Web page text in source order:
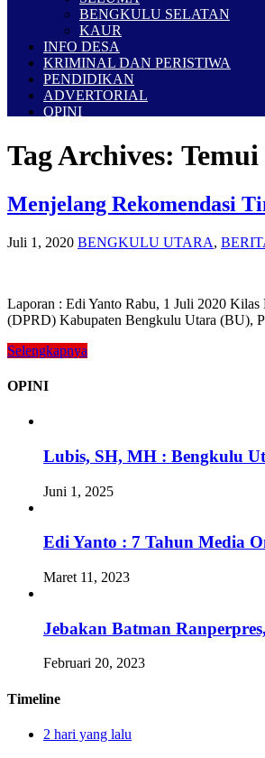
BENGKULU SELATAN
KAUR
INFO DESA
KRIMINAL DAN PERISTIWA
PENDIDIKAN
ADVERTORIAL
OPINI
Tag Archives:
Menjelang Rekomendasi
Juli 1, 2020 BENGKULU UTARA,
Laporan : Edi Yanto Rabu, 1 Juli 2020
(DPRD) Kabupaten Bengkulu Utara (BU),
Selengkapnya
OPINI
Lubis, SH, MH : Bengkulu
Juni 1, 2025
Edi Yanto : 7 Tahun Media
Maret 11, 2023
Jebakan Batman
Februari 20, 2023
Timeline
2 hari yang lalu